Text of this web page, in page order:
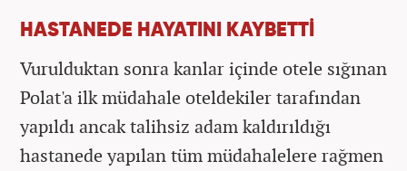
HASTANEDE HAYATINI KAYBETTİ
Vurulduktan sonra kanlar içinde otele sığınan
Polat'a ilk müdahale oteldekiler tarafından
yapıldı ancak talihsiz adam kaldırıldığı
hastanede yapılan tüm müdahalelere rağmen